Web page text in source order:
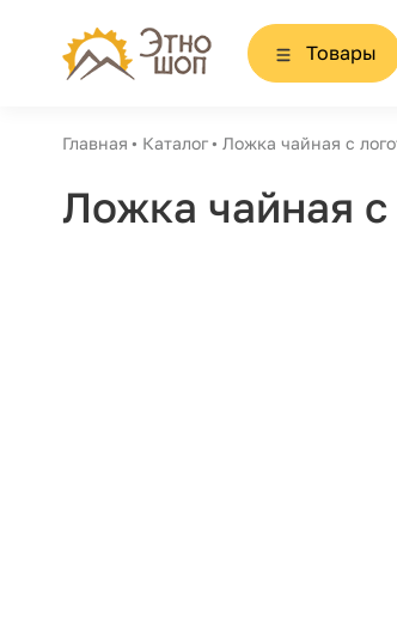
Товары
Главная Каталог Ложка чайная с
Ложка чайная